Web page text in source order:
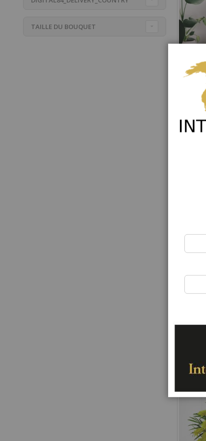
Florist
58,00 €
0%
TAILLE DU BOUQUET